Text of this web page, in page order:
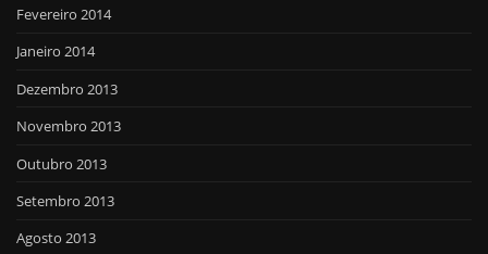
Fevereiro 2014
Janeiro 2014
Dezembro 2013
Novembro 2013
Outubro 2013
Setembro 2013
Agosto 2013